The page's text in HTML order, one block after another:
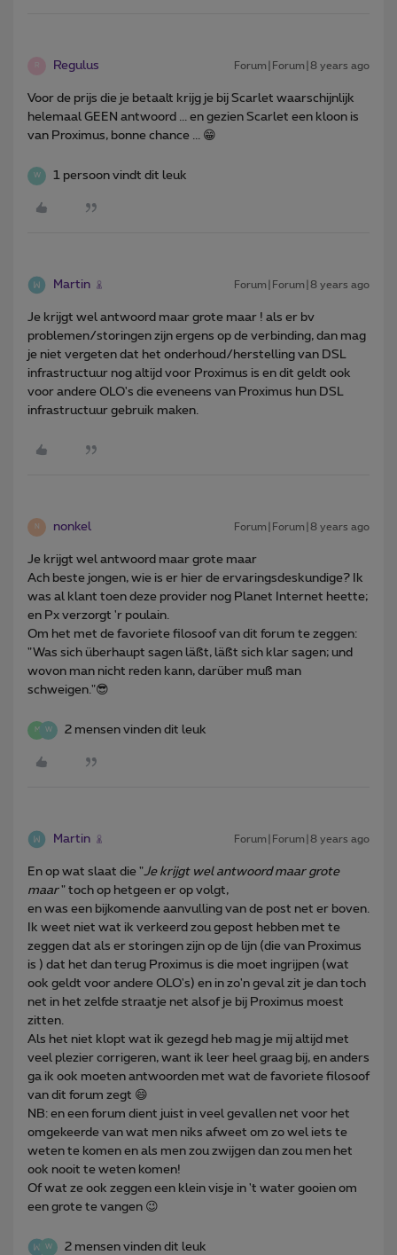
Regulus Forum|Forum|8 years ago
Voor de prijs die je betaalt krijg je bij Scarlet waarschijnlijk
helemaal GEEN antwoord ... en gezien Scarlet een kloon is
van Proximus, bonne chance ... 😁
W 1 persoon vindt dit leuk
Martin Forum|Forum|8 years ago
Je krijgt wel antwoord maar grote maar ! als er bv
problemen/storingen zijn ergens op de verbinding, dan mag
je niet vergeten dat het onderhoud/herstelling van DSL
infrastructuur nog altijd voor Proximus is en dit geldt ook
voor andere OLO's die eveneens van Proximus hun DSL
infrastructuur gebruik maken.
N nonkel Forum|Forum|8 years ago
Je krijgt wel antwoord maar grote maar
Ach beste jongen, wie is er hier de ervaringsdeskundige? Ik
was al klant toen deze provider nog Planet Internet heette;
en Px verzorgt 'r poulain.
Om het met de favoriete filosoof van dit forum te zeggen:
"Was sich überhaupt sagen läßt, läßt sich klar sagen; und
wovon man nicht reden kann, darüber muß man
schweigen."😎
M W 2 mensen vinden dit leuk
Martin Forum|Forum|8 years ago
En op wat slaat die " Je krijgt wel antwoord maar grote
maar" toch op hetgeen er op volgt,
en was een bijkomende aanvulling van de post net er boven.
Ik weet niet wat ik verkeerd zou gepost hebben met te
zeggen dat als er storingen zijn op de lijn (die van Proximus
is ) dat het dan terug Proximus is die moet ingrijpen (wat
ook geldt voor andere OLO's) en in zo'n geval zit je dan toch
net in het zelfde straatje net alsof je bij Proximus moest
zitten.
Als het niet klopt wat ik gezegd heb mag je mij altijd met
veel plezier corrigeren, want ik leer heel graag bij, en anders
ga ik ook moeten antwoorden met wat de favoriete filosoof
van dit forum zegt 😄
NB: en een forum dient juist in veel gevallen net voor het
omgekeerde van wat men niks afweet om zo wel iets te
weten te komen en als men zou zwijgen dan zou men het
ook nooit te weten komen!
Of wat ze ook zeggen een klein visje in 't water gooien om
een grote te vangen 😉
W 2 mensen vinden dit leuk